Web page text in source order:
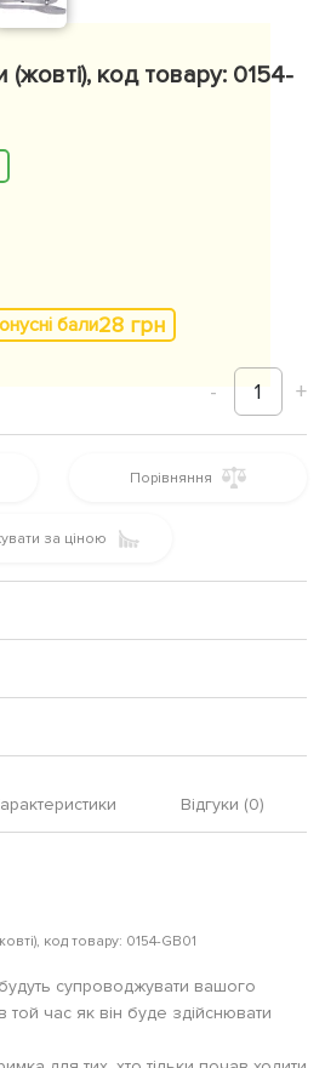
(жовті), код товару: 0154-
бали28 грн
- 1 +
Порівняння
за ціною
Відгуки (0)
код товару: 0154-GB01
супроводжувати вашого
той час як він буде здійснювати